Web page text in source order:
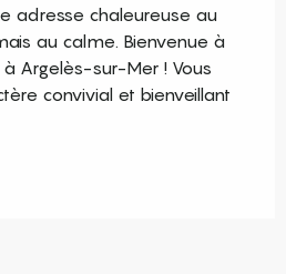
adresse chaleureuse au
au calme. Bienvenue à
Argelès-sur-Mer ! Vous
convivial et bienveillant